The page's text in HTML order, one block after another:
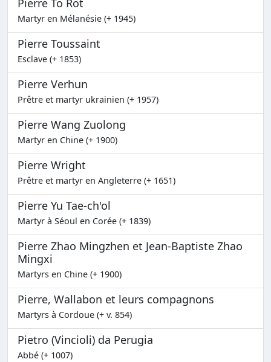
Pierre To Rot
Martyr en Mélanésie (+ 1945)
Pierre Toussaint
Esclave (+ 1853)
Pierre Verhun
Prêtre et martyr ukrainien (+ 1957)
Pierre Wang Zuolong
Martyr en Chine (+ 1900)
Pierre Wright
Prêtre et martyr en Angleterre (+ 1651)
Pierre Yu Tae-ch'ol
Martyr à Séoul en Corée (+ 1839)
Pierre Zhao Mingzhen et Jean-Baptiste Zhao
Mingxi
Martyrs en Chine (+ 1900)
Pierre, Wallabon et leurs compagnons
Martyrs à Cordoue (+ v. 854)
Pietro (Vincioli) da Perugia
Abbé (+ 1007)